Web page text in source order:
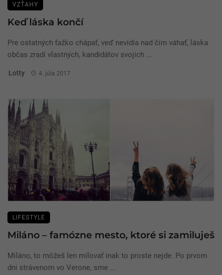
VZŤAHY
Keď láska končí
Pre ostatných ťažko chápať, veď nevidia nad čím váhať, láska
občas zradí vlastných, kandidátov svojich ...
Lotty 4. júla 2017
LIFESTYLE
Miláno – famózne mesto, ktoré si zamiluješ
Miláno, to môžeš len milovať inak to proste nejde. Po prvom
dni strávenom vo Verone, sme ...